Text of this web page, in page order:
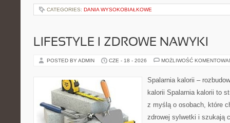
CATEGORIES: DANIA WYSOKOBIAŁKOWE
LIFESTYLE I ZDROWE NAWYKI
POSTED BY ADMIN CZE - 18 - 2026 MOŻLIWOŚĆ
Spalarnia kalorii –
kalorii Spalarnia kalorii to
z myślą o osobach, które
zdrowej sylwetki i szukają